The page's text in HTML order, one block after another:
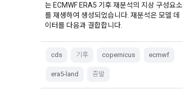
는 ECMWF ERA5 기후 재분석의 지상 구성요소
를 재생하여 생성되었습니다. 재분석은 모델 데
이터를 다음과 결합합니다.
cds 기후 copernicus ecmwf
era5-land 증발